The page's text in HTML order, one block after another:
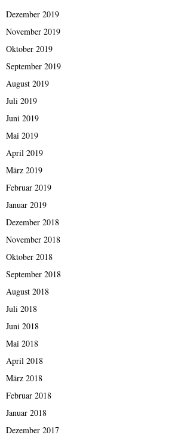
Dezember 2019
November 2019
Oktober 2019
September 2019
August 2019
Juli 2019
Juni 2019
Mai 2019
April 2019
März 2019
Februar 2019
Januar 2019
Dezember 2018
November 2018
Oktober 2018
September 2018
August 2018
Juli 2018
Juni 2018
Mai 2018
April 2018
März 2018
Februar 2018
Januar 2018
Dezember 2017